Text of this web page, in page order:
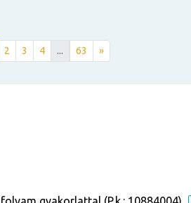
2 3 4 ... 63 »